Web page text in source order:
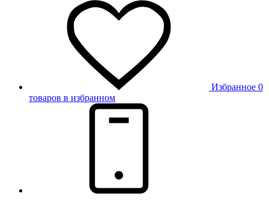
Избранное 0
товаров в избранном